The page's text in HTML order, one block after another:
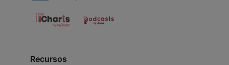
Recursos